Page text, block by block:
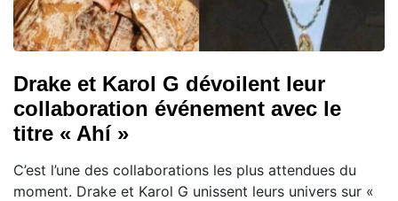
Drake et Karol G dévoilent leur
collaboration événement avec le
titre « Ahí »
C’est l’une des collaborations les plus attendues du
moment. Drake et Karol G unissent leurs univers sur «